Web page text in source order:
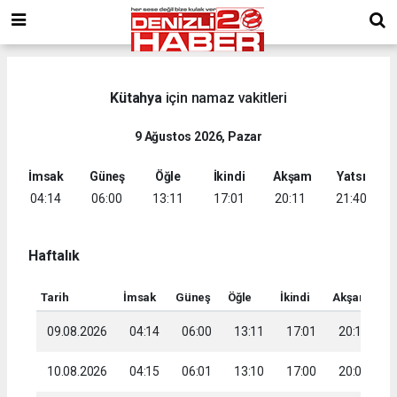
Kütahya için namaz vakitleri
9 Ağustos 2026, Pazar
İmsak
04:14
Güneş
06:00
Öğle
13:11
İkindi
17:01
Akşam
20:11
Yatsı
21:40
Haftalık
Tarih İmsak Güneş Öğle İkindi Akşam
09.08.2026 04:14 06:00 13:11 17:01 20:11
10.08.2026 04:15 06:01 13:10 17:00 20:09